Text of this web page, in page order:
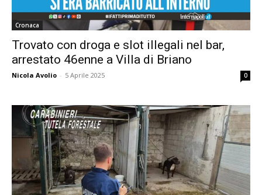
Cronaca
Trovato con droga e slot illegali nel bar,
arrestato 46enne a Villa di Briano
Nicola Avolio - 5 Aprile 2025 0